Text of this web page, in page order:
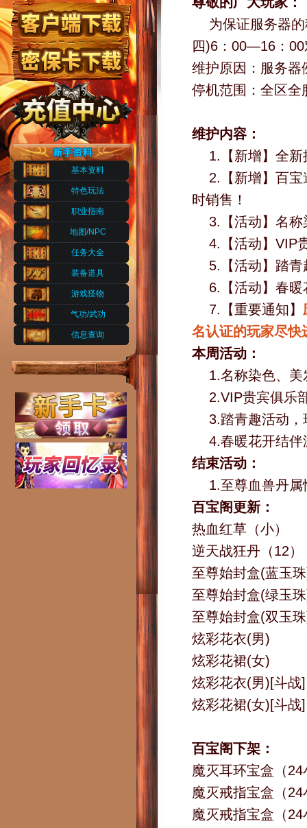
基本资料
特色玩法
职业指南
地图/NPC
任务大全
装备道具
游戏怪物
气功/武功
信息查询
为保证服务器
四)6：00—16：00
维护原因：服务器
停机范围：全区全
维护内容：
1.【新增】全新
2.【新增】百
时销售！
3.【活动】名
4.【活动】VIP
5.【活动】踏
6.【活动】春
7.【重要通知】
名认证的玩家尽快
本周活动：
1.名称染色、
2.VIP贵宾俱乐
3.踏青趣活动，
4.春暖花开结
结束活动：
1.至尊血兽丹
百宝阁更新：
热血红草（小）
逆天战狂丹（12）
至尊始封盒(蓝玉
至尊始封盒(绿玉
至尊始封盒(双玉
炫彩花衣(男)
炫彩花裙(女)
炫彩花衣(男)[斗战]
炫彩花裙(女)[斗战]
百宝阁下架：
魔灭耳环宝盒（
魔灭戒指宝盒（
魔灭戒指宝盒（24